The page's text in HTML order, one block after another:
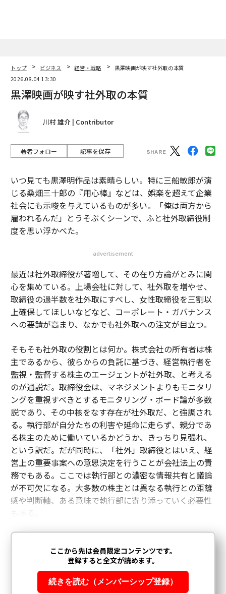
トップ ビジネス 経営・戦略
黒澤映画が映す社外取の本質
2026.08.04 13:30
黒澤映画が映す社外取の本質
川村 雄介 | Contributor
著者フォロー 記事を保存
いつ見ても黒澤明作品は素晴らしい。特に三船敏郎が演
じる桑畑三十郎の『用心棒』などは、娯楽を超えて企業
社会にも示唆を与えているものが多い。「俺は両方から
雇われるんだ」とうそぶくシーンで、ふと社外取締役制
度を思い浮かべた。
advertisement
最近は社外取締役が著増して、その在り方論がとみに関
心を集めている。上場会社に対して、社外取を増やせ、
取締役の過半数を社外取にすべし、女性取締役を三割以
上確保してほしいなどなど、コーポレート・ガバナンス
への要請が高まり、なかでも社外取への注文が目立つ。
そもそも社外取の役割とは何か。株式会社の所有者は株
主であるから、彼らからの負託に基づき、経営執行者を
監視・監督する株主のエージェントが社外取、と考える
のが通説だ。取締役会は、マネジメントよりもモニタリ
ングを重視すべきとするモニタリング・ボード論が多数
説であり、その中核をなす存在が社外取だ、と強調され
る。執行部が自分たちの利害や延命に走らず、親分であ
る株主のために働いているかどうか、きっちり見張れ、
という訳だ。だが同時に、「社外」取締役とはいえ、経
営上の重要事案への意思決定を行うことが会社法上の責
務でもある。ここでは執行部との濃密な情報共有と議論
が不可欠になる。大多数の株主とは異なる執行との距離
感や判断軸、ある意味で執行部に寄り添っていく必要性